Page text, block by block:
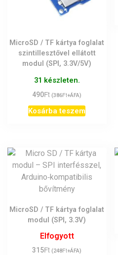
MicroSD / TF kártya foglalat
szintillesztővel ellátott
modul (SPI, 3.3V/5V)
31 készleten.
490Ft (386Ft+ÁFA)
Kosárba teszem
MicroSD / TF kártya foglalat
modul (SPI, 3.3V)
Elfogyott
315Ft (248Ft+ÁFA)